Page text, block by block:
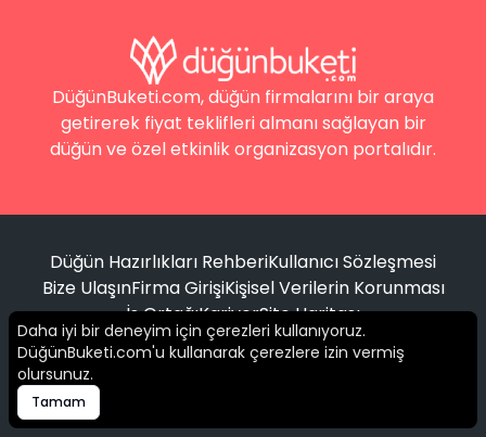
Filtrele
DüğünBuketi.com, düğün firmalarını bir araya
getirerek fiyat teklifleri almanı sağlayan bir
düğün ve özel etkinlik organizasyon portalıdır.
Düğün Hazırlıkları RehberiKullanıcı Sözleşmesi
Bize UlaşınFirma GirişiKişisel Verilerin Korunması
İş OrtağıKariyerSite Haritası
© 2016 -
Daha iyi bir deneyim için çerezleri kullanıyoruz.
DüğünBuketi.com'u kullanarak çerezlere izin vermiş
olursunuz.
Tamam